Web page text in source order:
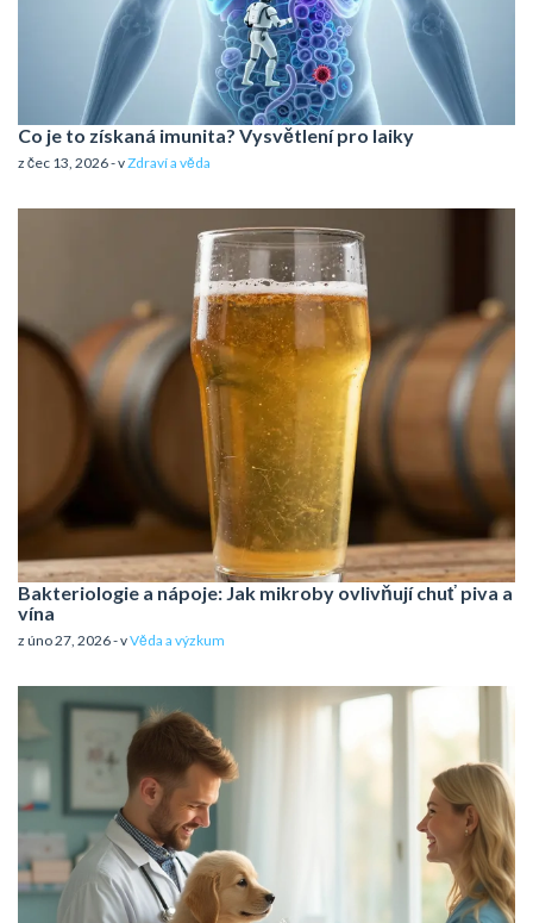
Co je to získaná imunita? Vysvětlení pro laiky
z čec 13, 2026 - vZdraví a věda
Bakteriologie a nápoje: Jak mikroby ovlivňují chuť piva a
vína
z úno 27, 2026 - vVěda a výzkum